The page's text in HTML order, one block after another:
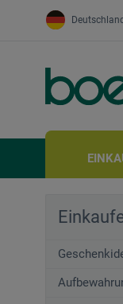
Deutschland